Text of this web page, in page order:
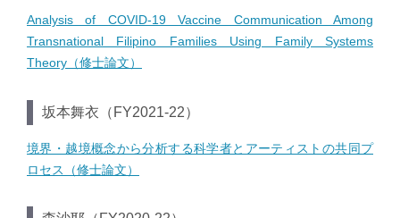
Analysis of COVID-19 Vaccine Communication Among
Transnational Filipino Families Using Family Systems
Theory（修士論文）
坂本舞衣（FY2021-22）
境界・越境概念から分析する科学者とアーティストの共同プ
ロセス（修士論文）